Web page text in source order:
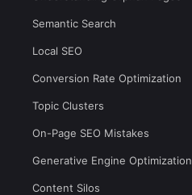
Semantic Search
Local SEO
Conversion Rate Optimization
Topic Clusters
On-Page SEO Mistakes
Generative Engine Optimization
Content Silos